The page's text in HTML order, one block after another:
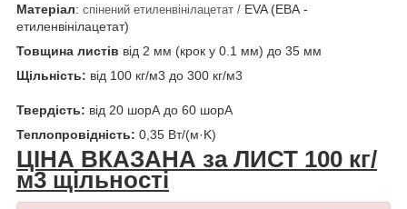
Матеріал: спінений етиленвінілацетат / EVA (ЕВА -
етиленвінілацетат)
Товщина листів від 2 мм (крок у 0.1 мм) до 35 мм
Щільність: від 100 кг/м3 до 300 кг/м3
Твердість: від 20 шорА до 60 шорА
Теплопровідність: 0,35 Вт/(м·K)
ЦІНА ВКАЗАНА за ЛИСТ 100 кг/
м3 щільності